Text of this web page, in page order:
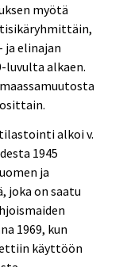
myötä
ja elinajan
luvulta alkaen.
alkoi v.
1945
ja
joka on saatu
1969, kun
käyttöön